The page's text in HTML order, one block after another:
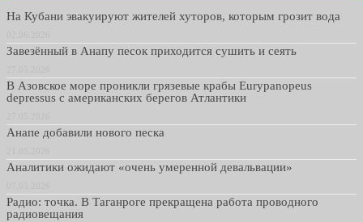
На Кубани эвакуируют жителей хуторов, которым грозит вода
Завезённый в Анапу песок приходится сушить и сеять
В Азовское море проникли грязевые крабы Eurypanopeus
depressus с американских берегов Атлантики
Анапе добавили нового песка
Аналитики ожидают «очень умеренной девальвации»
Радио: точка. В Таганроге прекращена работа проводного
радиовещания